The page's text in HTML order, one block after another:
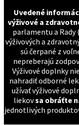
Uvedené
výživové a
parlamentu a Rady
výživových a
sú čerpané z
nepreberajú
Výživové doplnky
nahradiť odborné
užívať výživové
liekovsa obráťte
jednotlivých